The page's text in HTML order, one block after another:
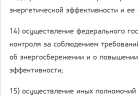
энергетической эффективности и ее
14) осуществление федерального
контроля за соблюдением
об энергосбережении и о повышении
эффективности;
15) осуществление иных полномочий